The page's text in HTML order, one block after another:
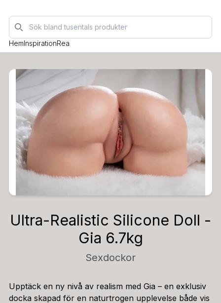
Sök
HemInspirationRea
Ultra-Realistic Silicone Doll -
Gia 6.7kg
Sexdockor
Upptäck en ny nivå av realism med Gia – en exklusiv
docka skapad för en naturtrogen upplevelse både vis